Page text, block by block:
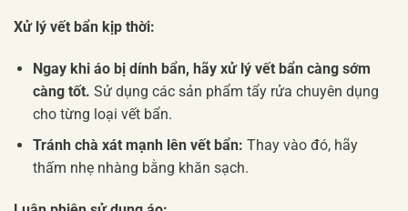
Xử lý vết bẩn kịp thời:
Ngay khi áo bị dính bẩn, hãy xử lý vết bẩn càng sớm
càng tốt. Sử dụng các sản phẩm tẩy rửa chuyên dụng
cho từng loại vết bẩn.
Tránh chà xát mạnh lên vết bẩn: Thay vào đó, hãy
thấm nhẹ nhàng bằng khăn sạch.